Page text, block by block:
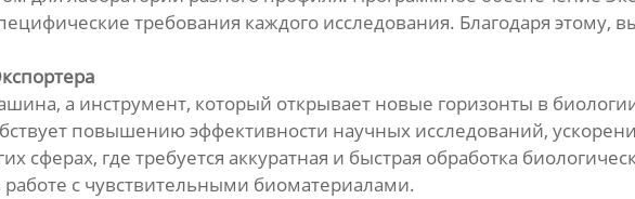
требования каждого исследования. Благодаря этому,
а инструмент, который открывает новые горизонты в
повышению эффективности научных исследований,
сферах, где требуется аккуратная и быстрая обработка
с чувствительными биоматериалами.